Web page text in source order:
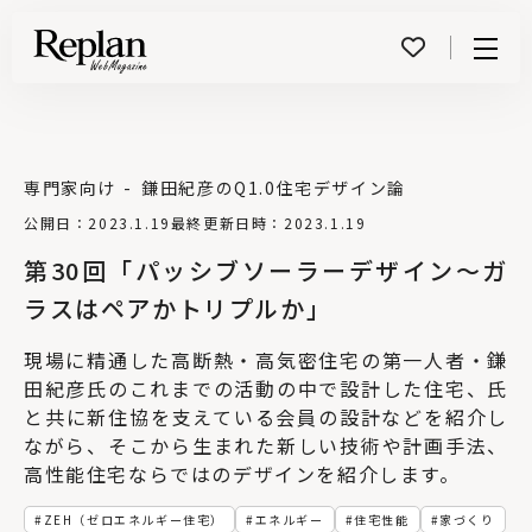
第30回「パッシブソーラーデザイン～ガ
ラスはペアかトリプルか」
公開日：2023.1.19最終更新日時：2023.1.19
専門家向け 鎌田紀彦のQ1.0住宅デザイン論
ZEH（ゼロエネルギー住宅） エネルギー 住宅性能 家づくり
現場に精通した高断熱・高気密住宅の第一人者・鎌
田紀彦氏のこれまでの活動の中で設計した住宅、氏
と共に新住協を支えている会員の設計などを紹介し
ながら、そこから生まれた新しい技術や計画手法、
高性能住宅ならではのデザインを紹介します。